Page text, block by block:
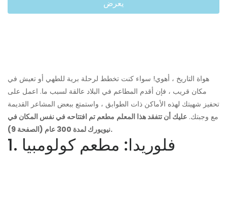
يعرض
هواة التاريخ ، أهوي! سواء كنت تخطط لرحلة برية للطهي أو تعيش في
مكان قريب ، فإن أقدم المطاعم في البلاد عالقة لسبب ما. اعمل على
تحفيز شهيتك لهذه الأماكن ذات الطوابق ، واستمتع ببعض المشاعر القديمة
مع وجبتك. عليك أن تتفقد هذا المعلم مطعم تم افتتاحه في نفس المكان في
نيويورك لمدة 300 عام (الصفحة 9).
1. فلوريدا: مطعم كولومبيا